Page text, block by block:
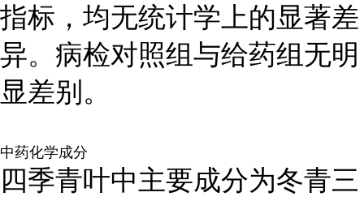
指标，均无统计学上的显著差
异。病检对照组与给药组无明
显差别。
中药化学成分
四季青叶中主要成分为冬青三